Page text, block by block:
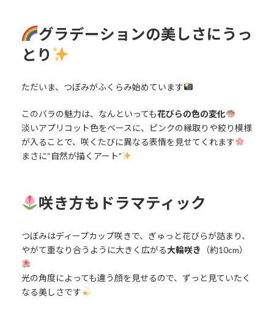
グラデーションの美しさにうっ
とり
ただいま、つぼみがふくらみ始めています
このバラの魅力は、なんといっても花びらの色の変化
淡いアプリコット色をベースに、ピンクの縁取りや絞り模様
が入ることで、咲くたびに異なる表情を見せてくれます
まさに“自然が描くアート”
咲き方もドラマティック
つぼみはディープカップ咲きで、ぎゅっと花びらが詰まり、
やがて重なり合うように大きく広がる大輪咲き （約10cm）
光の角度によっても違う顔を見せるので、ずっと見ていたく
なる美しさです